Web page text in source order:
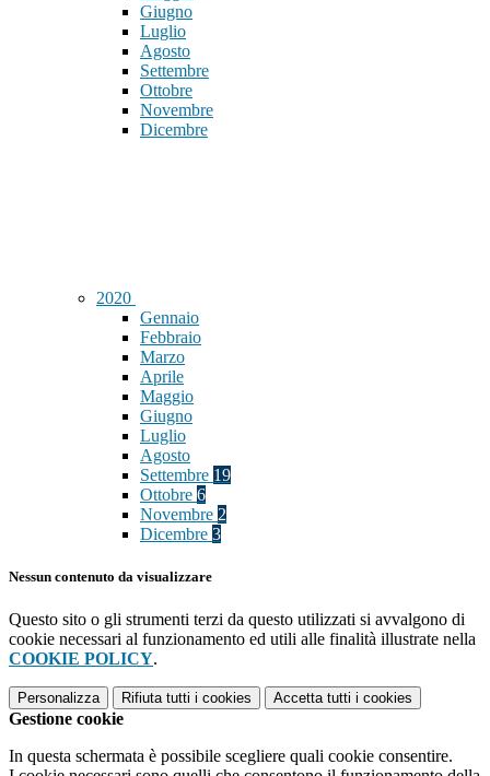
Giugno
Luglio
Agosto
Settembre
Ottobre
Novembre
Dicembre
2020
Gennaio
Febbraio
Marzo
Aprile
Maggio
Giugno
Luglio
Agosto
Settembre 19
Ottobre 6
Novembre 2
Dicembre 3
Nessun contenuto da visualizzare
Questo sito o gli strumenti terzi da questo utilizzati si avvalgono di
cookie necessari al funzionamento ed utili alle finalità illustrate nella
COOKIE POLICY.
Personalizza Rifiuta tutti i cookies Accetta tutti i cookies
Gestione cookie
In questa schermata è possibile scegliere quali cookie consentire.